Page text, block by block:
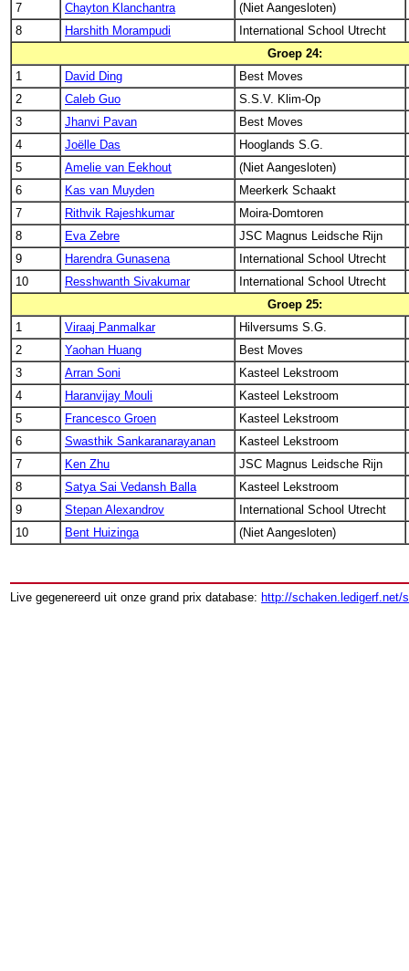
7
Chayton Klanchantra
(Niet Aangesloten)
8
Harshith Morampudi
International School Utrecht
Groep 24:
1
David Ding
Best Moves
2
Caleb Guo
S.S.V. Klim-Op
3
Jhanvi Pavan
Best Moves
4
Joëlle Das
Hooglands S.G.
5
Amelie van Eekhout
(Niet Aangesloten)
6
Kas van Muyden
Meerkerk Schaakt
7
Rithvik Rajeshkumar
Moira-Domtoren
8
Eva Zebre
JSC Magnus Leidsche Rijn
9
Harendra Gunasena
International School Utrecht
10
Resshwanth Sivakumar
International School Utrecht
Groep 25:
1
Viraaj Panmalkar
Hilversums S.G.
2
Yaohan Huang
Best Moves
3
Arran Soni
Kasteel Lekstroom
4
Haranvijay Mouli
Kasteel Lekstroom
5
Francesco Groen
Kasteel Lekstroom
6
Swasthik Sankaranarayanan
Kasteel Lekstroom
7
Ken Zhu
JSC Magnus Leidsche Rijn
8
Satya Sai Vedansh Balla
Kasteel Lekstroom
9
Stepan Alexandrov
International School Utrecht
10
Bent Huizinga (Niet Aangesloten)
Live gegenereerd uit onze grand prix database: http://schaken.ledigerf.net/